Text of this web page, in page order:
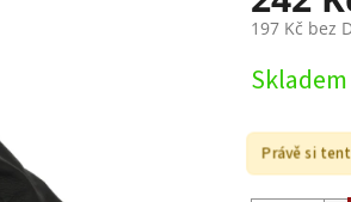
197 Kč bez
cena:
Skladem
Právě si